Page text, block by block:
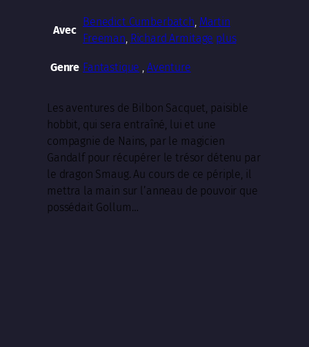
Avec
Benedict Cumberbatch Martin
Freeman Richard Armitage plus
Genre Fantastique Aventure
Les aventures de Bilbon Sacquet, paisible
hobbit, qui sera entraîné, lui et une
compagnie de Nains, par le magicien
Gandalf pour récupérer le trésor détenu par
le dragon Smaug. Au cours de ce périple, il
mettra la main sur l’anneau de pouvoir que
possédait Gollum…